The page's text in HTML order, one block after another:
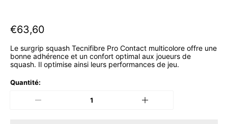
P
r
i
x
n
€63,60
Le surgrip squash Tecnifibre Pro Contact multicolore offre une
bonne adhérence et un confort optimal aux joueurs de
squash. Il optimise ainsi leurs performances de jeu.
Quantité: